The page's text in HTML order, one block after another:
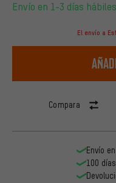
Envío en 1-3 días hábiles
El envío a
Compara
Envío
100